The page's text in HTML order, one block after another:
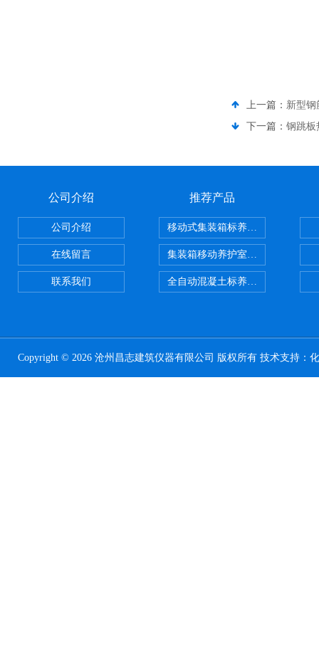
上一篇： 新型钢
下一篇： 钢跳板
公司介绍
公司介绍
在线留言
联系我们
推荐产品
移动式集装箱标养室 养护室设备
集装箱移动养护室 标养室
全自动混凝土标养室恒温恒湿设备
Copyright © 2026 沧州昌志建筑仪器有限公司 版权所有 技术支持：